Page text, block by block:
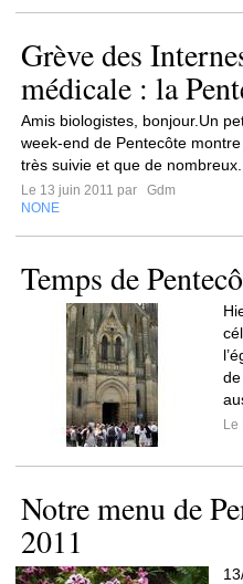
Grève des
médicale : la
Amis biologistes, bonjour.Un
week-end de Pentecôte
très suivie et que de
Le 13 juin 2011 par
Gdm
NONE
Temps de
Le
Notre menu de
2011